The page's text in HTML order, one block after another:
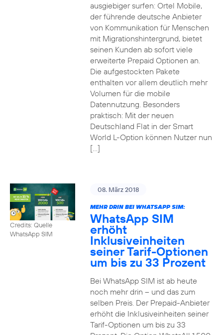
ausgiebiger surfen: Ortel Mobile,
der führende deutsche Anbieter
von Kommunikation für Menschen
mit Migrationshintergrund, bietet
seinen Kunden ab sofort viele
erweiterte Prepaid Optionen an.
Die aufgestockten Pakete
enthalten vor allem deutlich mehr
Volumen für die mobile
Datennutzung. Besonders
praktisch: Mit der neuen
Deutschland Flat in der Smart
World L-Option können Nutzer nun
[…]
Credits: Quelle
WhatsApp SIM
08. März 2018
MEHR DRIN BEI WHATSAPP SIM:
WhatsApp SIM
erhöht
Inklusiveinheiten
seiner Tarif-Optionen
um bis zu 33 Prozent
Bei WhatsApp SIM ist ab heute
noch mehr drin – und das zum
selben Preis. Der Prepaid-Anbieter
erhöht die Inklusiveinheiten seiner
Tarif-Optionen um bis zu 33